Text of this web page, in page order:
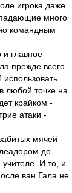
игрока даже
много
командным
главное
прежде всего
любой точке на
крайком -
атаки -
мячей -
до
И то, и
ван Гала не